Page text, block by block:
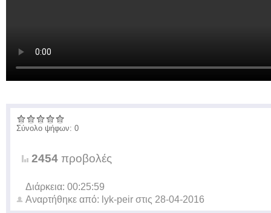
Σύνολο ψήφων: 0
2454 προβολές
Διάρκεια: 00:25:59
Αναρτήθηκε από: lyk-peir στις 28-04-2016